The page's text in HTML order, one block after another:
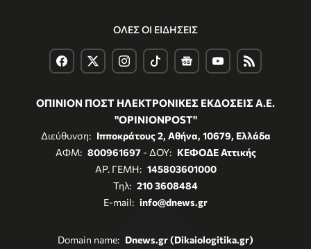
ΟΛΕΣ ΟΙ ΕΙΔΗΣΕΙΣ
ΟΠΙΝΙΟΝ ΠΟΣΤ ΗΛΕΚΤΡΟΝΙΚΕΣ ΕΚΔΟΣΕΙΣ Α.Ε.
"OPINIONPOST"
Διεύθυνση: Ιπποκράτους 2, Αθήνα, 10679, Ελλάδα
ΑΦΜ: 800961697- ΔΟΥ: ΚΕΦΟΔΕ Αττικής
ΑΡ. ΓΕΜΗ: 145803601000
Τηλ: 210 3608484
E-mail: info@dnews.gr
Domain name: Dnews.gr (Dikaiologitika.gr)